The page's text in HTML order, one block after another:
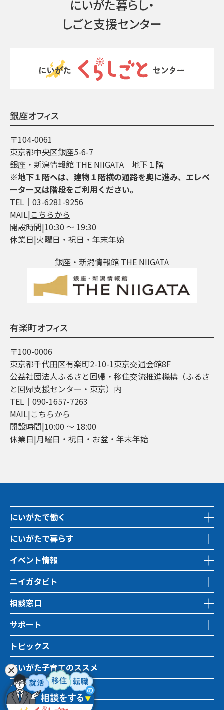
にいがた暮らし・
しごと支援センター
銀座オフィス
〒104-0061
東京都中央区銀座5-6-7
銀座・新潟情報館 THE NIIGATA 地下１階
※地下１階へは、建物１階横の通路を奥に進み、エレベ
ーター又は階段をご利用ください。
TEL│03-6281-9256
MAIL|こちらから
開設時間|10:30 ～ 19:30
休業日|火曜日・祝日・年末年始
銀座・新潟情報館 THE NIIGATA
有楽町オフィス
〒100-0006
東京都千代田区有楽町2-10-1東京交通会館8F
公益社団法人ふるさと回帰・移住交流推進機構（ふるさ
と回帰支援センター・東京）内
TEL│090-1657-7263
MAIL|こちらから
開設時間|10:00 ～ 18:00
休業日|月曜日・祝日・お盆・年末年始
にいがたで働く
にいがたで暮らす
イベント情報
ニイガタビト
相談窓口
サポート
トピックス
にいがた子育てのススメ
地域おこし協力隊